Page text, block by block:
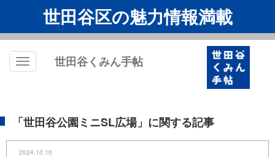
世田谷区の魅力情報満載
Toggle
世田谷くみん手帖
「世田谷公園ミニSL広場」に関する記事
2024.10.10